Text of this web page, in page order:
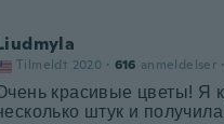
Tilmeldt 2020 · 616 anmeldelser ·
красивые цветы! Я
штук и